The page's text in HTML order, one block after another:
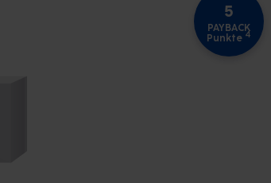
5
PAYBACK
Punkte 4